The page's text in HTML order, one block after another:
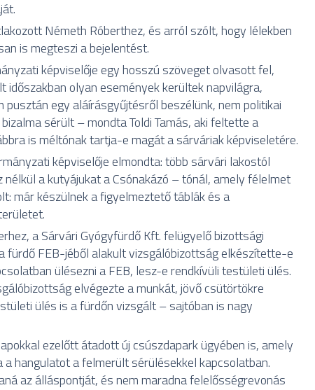
Németh Róberthez, és arról szólt, hogy lélekben
is megteszi a bejelentést.
képviselője egy hosszú szöveget olvasott fel,
olyan események kerültek napvilágra,
egy aláírásgyűjtésről beszélünk, nem politikai
sérült – mondta Toldi Tamás, aki feltette a
is méltónak tartja-e magát a sárváriak képviseletére.
képviselője elmondta: több sárvári lakostól
a kutyájukat a Csónakázó – tónál, amely félelmet
már készülnek a figyelmeztető táblák és a
a Sárvári Gyógyfürdő Kft. felügyelő bizottsági
fürdő FEB-jéből alakult vizsgálóbizottság elkészítette-e
ülésezni a FEB, lesz-e rendkívüli testületi ülés.
elvégezte a munkát, jövő csütörtökre
ülés is a fürdőn vizsgált – sajtóban is nagy
ezelőtt átadott új csúszdapark ügyében is, amely
hangulatot a felmerült sérülésekkel kapcsolatban.
az álláspontját, és nem maradna felelősségrevonás